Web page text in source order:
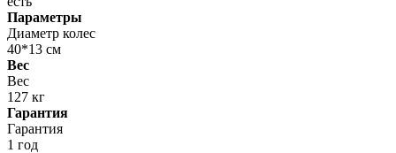
Параметры
Диаметр колес
40*13 см
Вес
Вес
127 кг
Гарантия
Гарантия
1 год